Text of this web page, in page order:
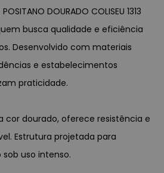
DOURADO COLISEU 1313
busca qualidade e eficiência
Desenvolvido com materiais
e estabelecimentos
praticidade.
cor dourado, oferece resistência e
Estrutura projetada para
uso intenso.